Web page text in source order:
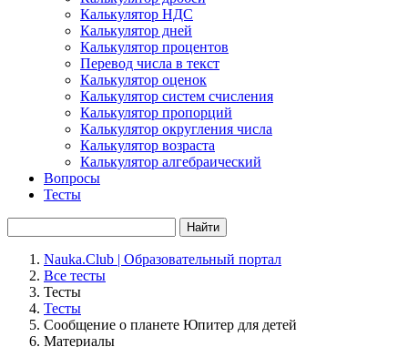
Калькулятор НДС
Калькулятор дней
Калькулятор процентов
Перевод числа в текст
Калькулятор оценок
Калькулятор систем счисления
Калькулятор пропорций
Калькулятор округления числа
Калькулятор возраста
Калькулятор алгебраический
Вопросы
Тесты
Найти
Nauka.Club | Образовательный портал
Все тесты
Тесты
Тесты
Сообщение о планете Юпитер для детей
Материалы